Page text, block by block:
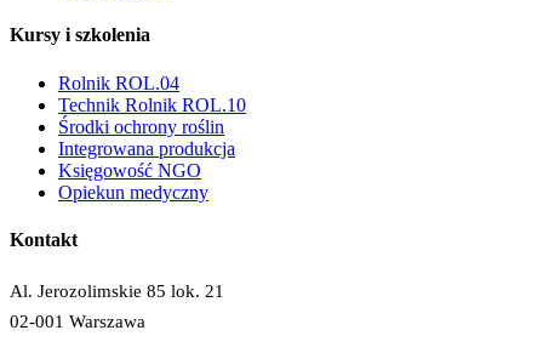
Kursy i szkolenia
Rolnik ROL.04
Technik Rolnik ROL.10
Środki ochrony roślin
Integrowana produkcja
Księgowość NGO
Opiekun medyczny
Kontakt
Al. Jerozolimskie 85 lok. 21
02-001 Warszawa